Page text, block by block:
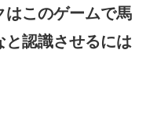
はこのゲームで馬
と認識させるには